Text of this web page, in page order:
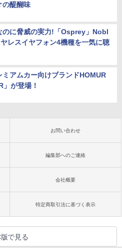
の醍醐味
のに脅威の実力!「Osprey」Nobl
レスイヤフォン4機種を一気に聴
ミアムカー向けブランドHOMUR
が登場！
お問い合わせ
編集部へのご連絡
会社概要
特定商取引法に基づく表示
で見る